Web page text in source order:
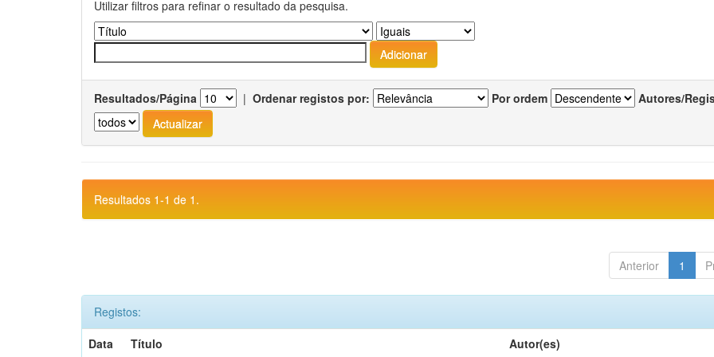
Utilizar filtros para refinar o resultado da pesquisa.
Resultados/Página | Ordenar registos por: Por ordem Autores/
Resultados 1-1 de 1.
Anterior 1
Registos:
Data
Título Autor(es)